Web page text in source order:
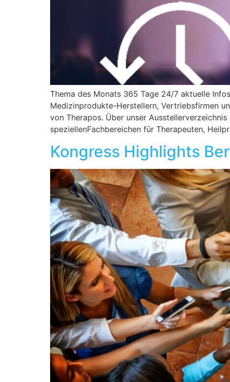
Thema des Monats 365 Tage 24/7 aktuelle
Medizinprodukte-Herstellern, Vertriebsfirmen
von Therapos. Über unser
speziellenFachbereichen für Therapeuten,
Kongress Highlights